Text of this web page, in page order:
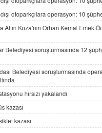
15.09.2025 16:17
SEHER EREK
9.12.2025 10:11
İNCİ GÜL AKÖL
Trump Keşke Adana'yı da
06.07.2026 13:00
ADEM AKÖL
otoparkçılara operasyon: 10
Altın Koza'nın Orhan Kemal Emek
Belediyesi soruşturmasında 12
Belediyesi soruşturmasında
hırsızı yakalandı
kazası
kazası